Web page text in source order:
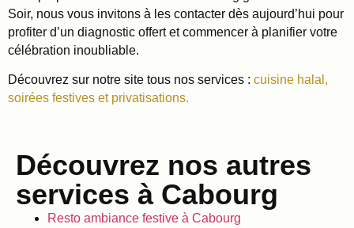
Soir, nous vous invitons à les contacter dès aujourd’hui pour
profiter d’un diagnostic offert et commencer à planifier votre
célébration inoubliable.
Découvrez sur notre site tous nos services : cuisine halal,
soirées festives et privatisations.
Découvrez nos autres
services à Cabourg
Resto ambiance festive à Cabourg